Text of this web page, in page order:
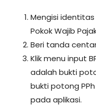
Mengisi
Pokok Wajib
Beri tanda
Klik menu input
adalah bukti
bukti potong
pada aplikasi.